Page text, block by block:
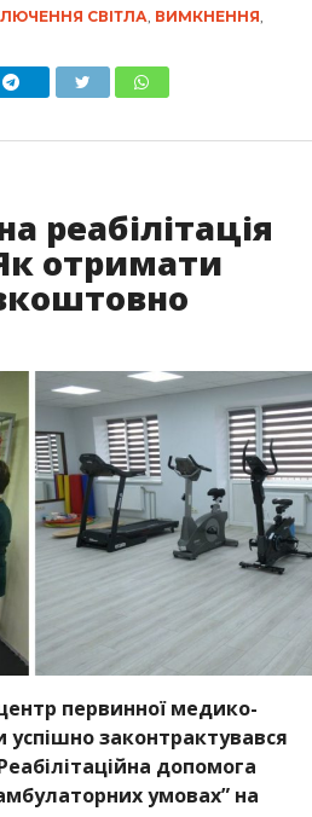
СВІТЛА, ВИМКНЕННЯ,
реабілітація
отримати
первинної медико-
успішно законтрактувався
допомога
умовах” на